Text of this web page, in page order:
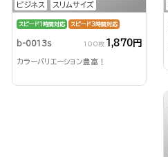
ビジネス スリムサイズ
スピード1時間対応 スピード3時間対応
b-0013s 100枚 1,870円
カラーバリエーション豊富！